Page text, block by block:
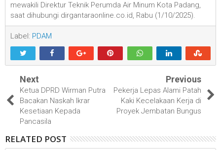
mewakili Direktur Teknik Perumda Air Minum Kota Padang,
saat dihubungi dirgantaraonline.co.id, Rabu (1/10/2025).
Label: PDAM
Next
Ketua DPRD Wirman Putra
Bacakan Naskah Ikrar
Kesetiaan Kepada
Pancasila
Previous
Pekerja Lepas Alami Patah
Kaki Kecelakaan Kerja di
Proyek Jembatan Bungus
RELATED POST